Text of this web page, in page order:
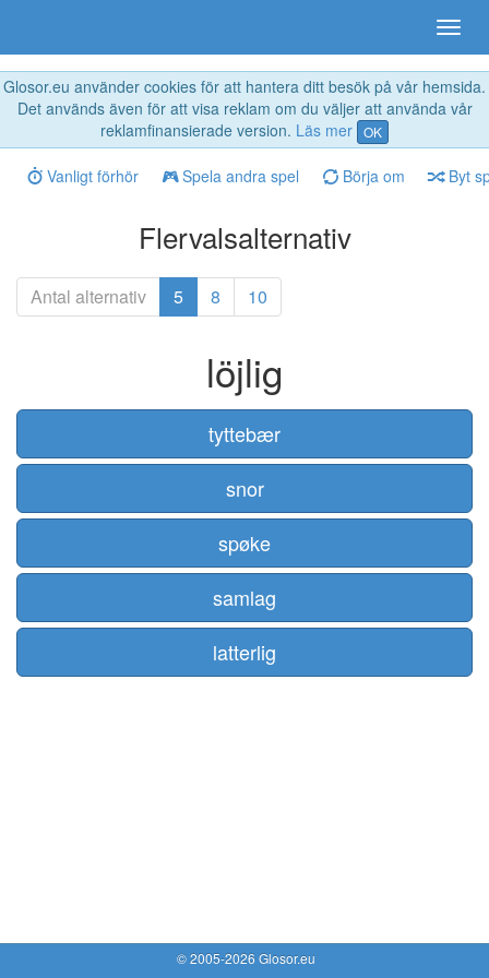
Glosor.eu använder cookies för att hantera ditt besök på vår hemsida.
Det används även för att visa reklam om du väljer att använda vår
reklamfinansierade version. Läs mer OK
Vanligt förhör Spela andra spel Börja om Byt
Flervalsalternativ
Antal alternativ 5 8 10
löjlig
tyttebær
snor
spøke
samlag
latterlig
© 2005-2026 Glosor.eu